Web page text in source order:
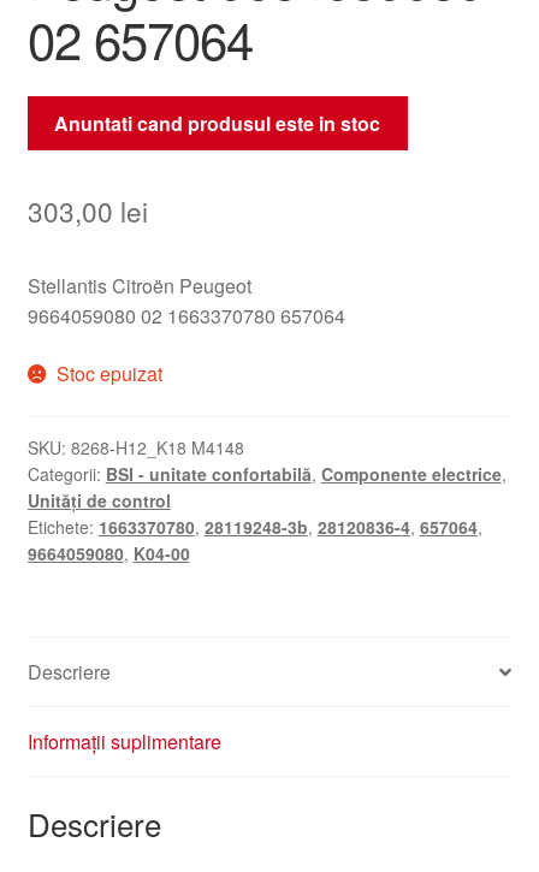
02 657064
Anuntati cand produsul este in stoc
303,00 lei
Stellantis Citroën Peugeot
9664059080 02 1663370780 657064
Stoc epuizat
SKU: 8268-H12_K18 M4148
Categorii: BSI - unitate confortabilă, Componente electrice,
Unități de control
Etichete: 1663370780, 28119248-3b, 28120836-4, 657064,
9664059080, K04-00
Descriere
Informații suplimentare
Descriere